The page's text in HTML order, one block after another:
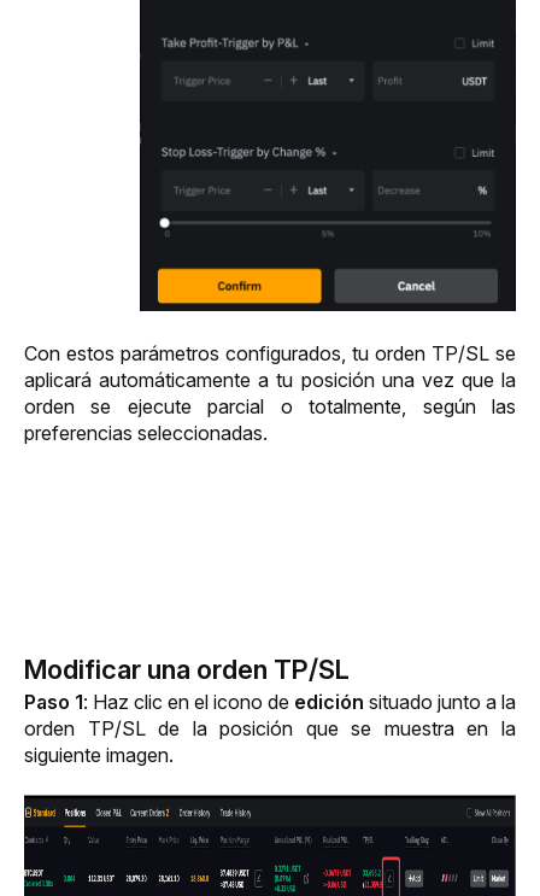
Con estos parámetros configurados, tu orden TP/SL se
aplicará automáticamente a tu posición una vez que la
orden se ejecute parcial o totalmente, según las
preferencias seleccionadas.
Modificar una orden TP/SL
Paso 1: Haz clic en el icono de edición situado junto a la
orden TP/SL de la posición que se muestra en la
siguiente imagen.